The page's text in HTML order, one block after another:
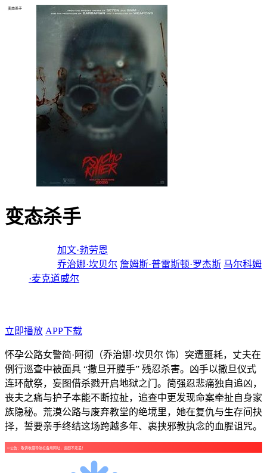
变态杀手
变态杀手
加文·勃劳恩
乔治娜·坎贝尔 詹姆斯·普雷斯顿·罗杰斯 马尔科姆
·麦克道威尔
立即播放 APP下载
怀孕公路女警简·阿彻（乔治娜·坎贝尔 饰）突遭噩耗，丈夫在
例行巡查中被面具 “撒旦开膛手” 残忍杀害。凶手以撒旦仪式
连环献祭，妄图借杀戮开启地狱之门。简强忍悲痛独自追凶，
丧夫之痛与护子本能不断拉扯，追查中更发现命案牵扯自身家
族隐秘。荒漠公路与废弃教堂的绝境里，她在复仇与生存间抉
择，誓要亲手终结这场跨越多年、裹挟邪教执念的血腥诅咒。
☺公告：敬请收藏导航栏备用网址，追剧不走丢！